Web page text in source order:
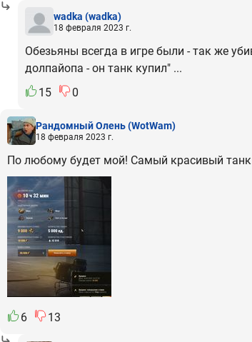
wadka (wadka)
18 февраля 2023 г.
Обезьяны всегда в игре были - так же
долпайопа - он танк купил" ...
15
0
Рандомный Олень(WotWam)
18 февраля 2023 г.
По любому будет мой! Самый красивый танк
6 13